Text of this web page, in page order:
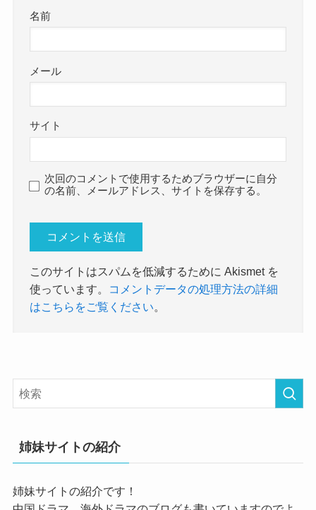
名前
メール
サイト
次回のコメントで使用するためブラウザーに自分
の名前、メールアドレス、サイトを保存する。
このサイトはスパムを低減するために Akismet を
使っています。
コメントデータの処理方法の詳細
はこちらをご覧ください。
姉妹サイトの紹介
姉妹サイトの紹介です！